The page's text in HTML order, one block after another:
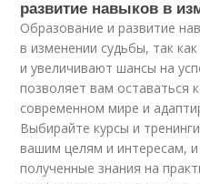
развитие навыков в
Образование и развитие
в изменении судьбы, так
и увеличивают шансы на
позволяет вам оставаться
современном мире и
Выбирайте курсы и
вашим целям и интересам,
полученные знания на